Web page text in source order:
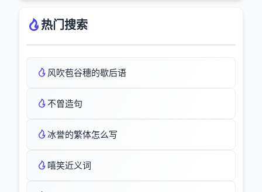
热门搜索
风吹苞谷穗的歇后语
不曾造句
冰誉的繁体怎么写
嘻笑近义词